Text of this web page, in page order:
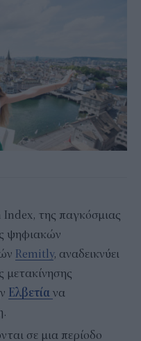
της παγκόσμιας
ψηφιακών
Remitly, αναδεικνύει
μετακίνησης
Ελβετία να
σε μια περίοδο